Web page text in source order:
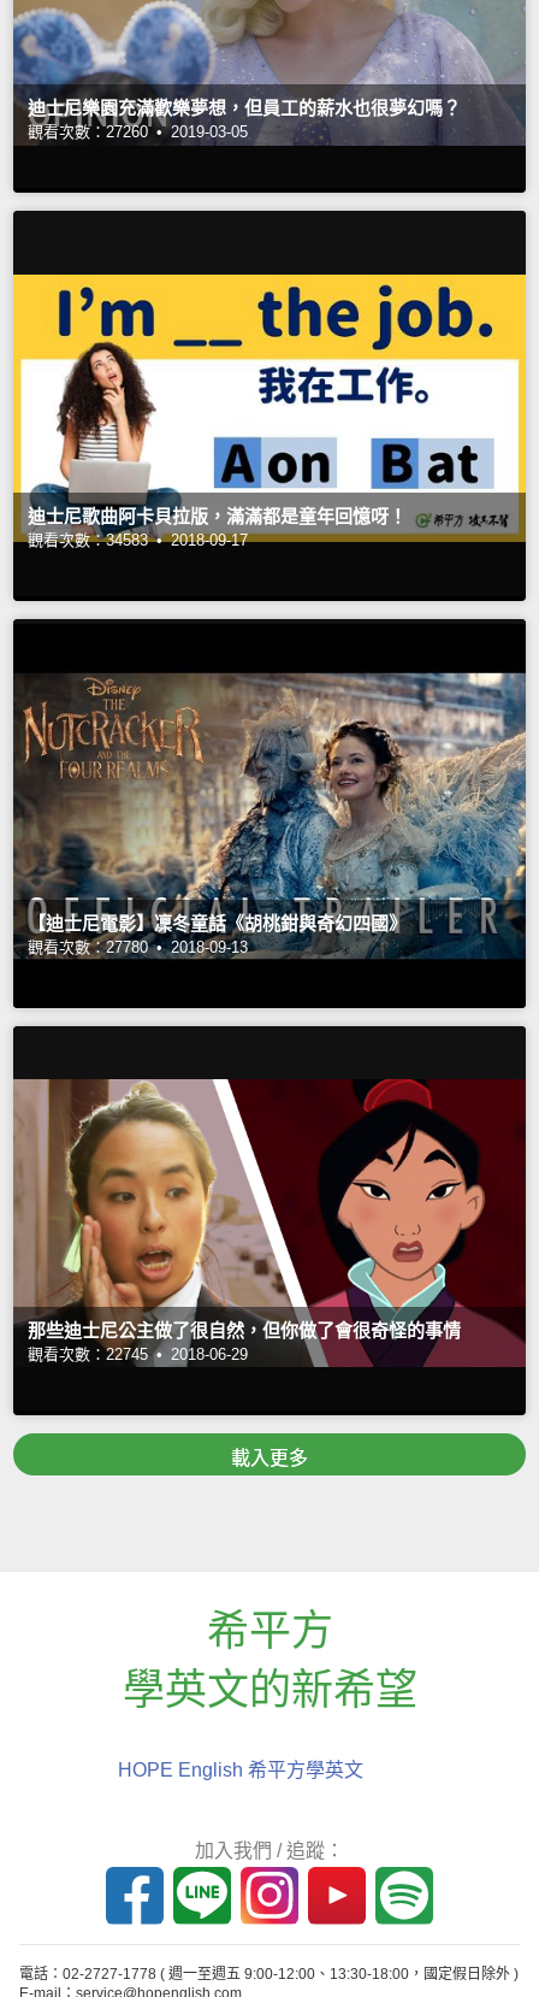
迪士尼樂園充滿歡樂夢想，但員工的薪水也很夢幻嗎？
觀看次數：27260 • 2019-03-05
迪士尼歌曲阿卡貝拉版，滿滿都是童年回憶呀！
觀看次數：34583 • 2018-09-17
【迪士尼電影】凜冬童話《胡桃鉗與奇幻四國》
觀看次數：27780 • 2018-09-13
那些迪士尼公主做了很自然，但你做了會很奇怪的事情
觀看次數：22745 • 2018-06-29
載入更多
希平方
學英文的新希望
HOPE English 希平方學英文
加入我們 / 追蹤：
電話：02-2727-1778 ( 週一至週五 9:00-12:00、13:30-18:00，國定假日除外 )
E-mail：service@hopenglish.com